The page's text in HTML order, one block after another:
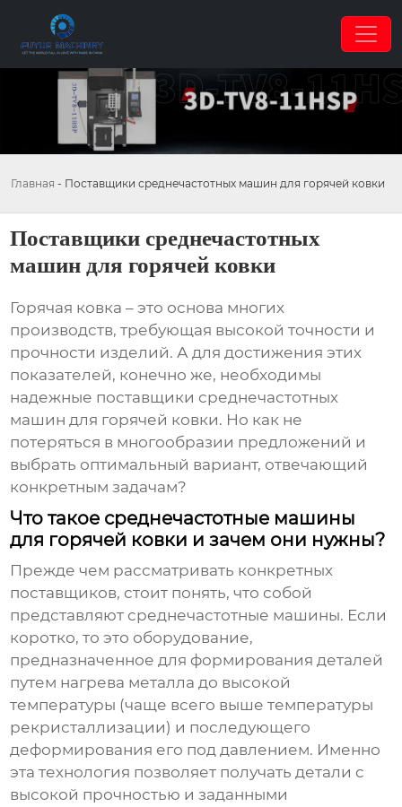
Главная - Поставщики среднечастотных машин для горячей ковки
Поставщики среднечастотных
машин для горячей ковки
Горячая ковка – это основа многих
производств, требующая высокой точности и
прочности изделий. А для достижения этих
показателей, конечно же, необходимы
надежные поставщики среднечастотных
машин для горячей ковки. Но как не
потеряться в многообразии предложений и
выбрать оптимальный вариант, отвечающий
конкретным задачам?
Что такое среднечастотные машины
для горячей ковки и зачем они нужны?
Прежде чем рассматривать конкретных
поставщиков, стоит понять, что собой
представляют среднечастотные машины. Если
коротко, то это оборудование,
предназначенное для формирования деталей
путем нагрева металла до высокой
температуры (чаще всего выше температуры
рекристаллизации) и последующего
деформирования его под давлением. Именно
эта технология позволяет получать детали с
высокой прочностью и заданными